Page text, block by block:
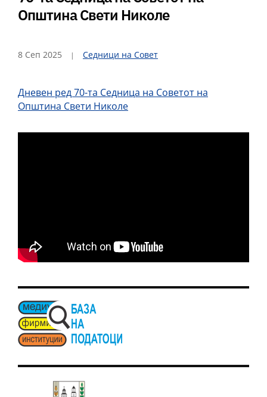
Општина Свети Николе
8 Сеп 2025 Седници на Совет
Дневен ред 70-та Седница на Советот на
Општина Свети Николе